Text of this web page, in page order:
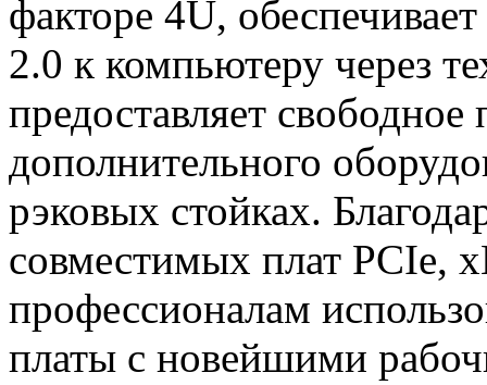
факторе 4U,
2.0 к компьютеру через
предоставляет
дополнительного
рэковых стойках.
совместимых плат PCIe,
профессионалам
платы с новейшими